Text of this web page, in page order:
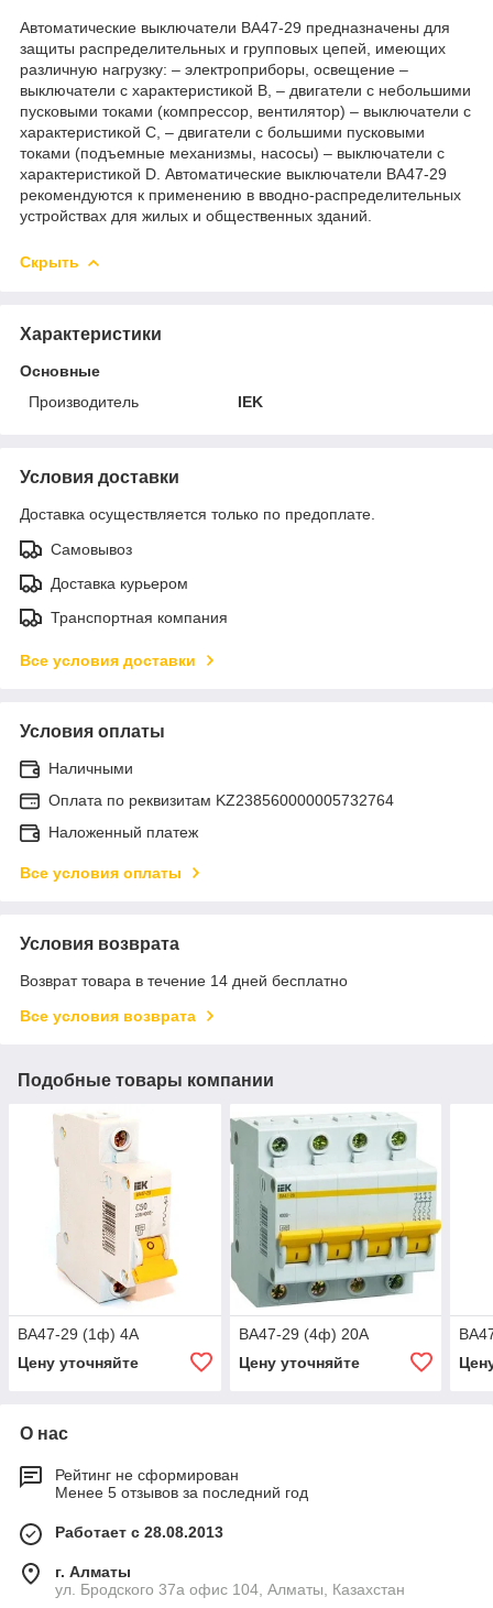
Автоматические выключатели ВА47-29 предназначены для
защиты распределительных и групповых цепей, имеющих
различную нагрузку: – электроприборы, освещение –
выключатели с характеристикой В, – двигатели с небольшими
пусковыми токами (компрессор, вентилятор) – выключатели с
характеристикой C, – двигатели с большими пусковыми
токами (подъемные механизмы, насосы) – выключатели с
характеристикой D. Автоматические выключатели ВА47-29
рекомендуются к применению в вводно-распределительных
устройствах для жилых и общественных зданий.
Скрыть
Характеристики
Основные
Производитель
IEK
Условия доставки
Доставка осуществляется только по предоплате.
Самовывоз
Доставка курьером
Транспортная компания
Все условия доставки
Условия оплаты
Наличными
Оплата по реквизитам KZ238560000005732764
Наложенный платеж
Все условия оплаты
Условия возврата
Возврат товара в течение 14 дней бесплатно
Все условия возврата
Подобные товары компании
ВА47-29 (1ф) 4А
Цену уточняйте
ВА47-29 (4ф) 20А
Цену уточняйте
О нас
Рейтинг не сформирован
Менее 5 отзывов за последний год
Работает с 28.08.2013
г. Алматы
ул. Бродского 37а офис 104, Алматы, Казахстан